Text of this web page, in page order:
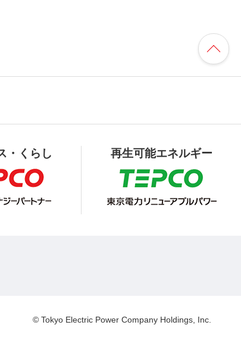
・くらし 再生可能エネルギー
© Tokyo Electric Power Company Holdings, Inc.